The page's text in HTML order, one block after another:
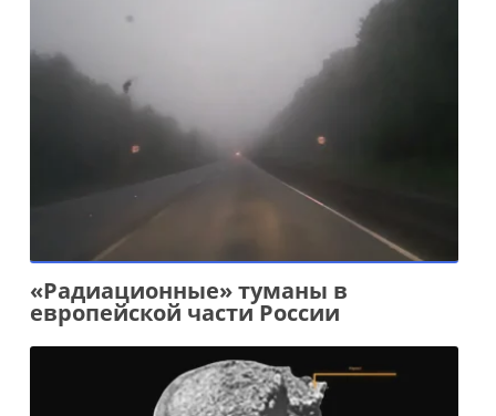
«Радиационные» туманы в
европейской части России